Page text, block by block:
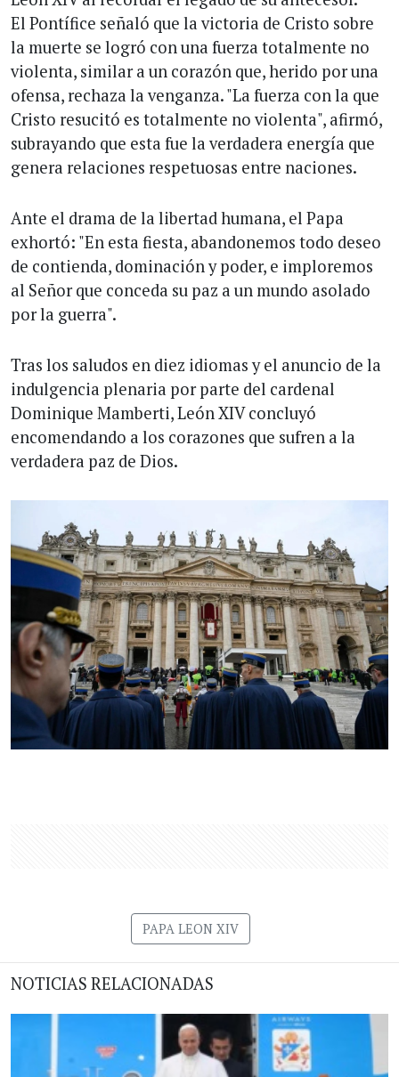
El Pontífice señaló que la victoria de Cristo sobre
la muerte se logró con una fuerza totalmente no
violenta, similar a un corazón que, herido por una
ofensa, rechaza la venganza. "La fuerza con la que
Cristo resucitó es totalmente no violenta", afirmó,
subrayando que esta fue la verdadera energía que
genera relaciones respetuosas entre naciones.
Ante el drama de la libertad humana, el Papa
exhortó: "En esta fiesta, abandonemos todo deseo
de contienda, dominación y poder, e imploremos
al Señor que conceda su paz a un mundo asolado
por la guerra".
Tras los saludos en diez idiomas y el anuncio de la
indulgencia plenaria por parte del cardenal
Dominique Mamberti, León XIV concluyó
encomendando a los corazones que sufren a la
verdadera paz de Dios.
PAPA LEON XIV
NOTICIAS RELACIONADAS